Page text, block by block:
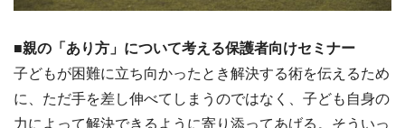
■親の「あり方」について考える保護者向けセミナー
子どもが困難に立ち向かったとき解決する術を伝えるため
に、ただ手を差し伸べてしまうのではなく、子ども自身の
力によって解決できるように寄り添ってあげる。そういっ